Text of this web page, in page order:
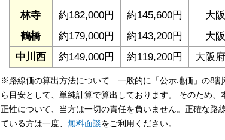
林寺
約182,000円 約145,600円
大
鶴橋
約179,000円 約143,200円
大
中川西
約149,000円 約119,200円 大阪
※路線価の算出方法について…一般的に「公示地価」の8
ら目安として、単純計算で算出しております。 そのため
正性について、当方は一切の責任を負いません。正確な路
ている方は一度、 無料面談をご利用ください。